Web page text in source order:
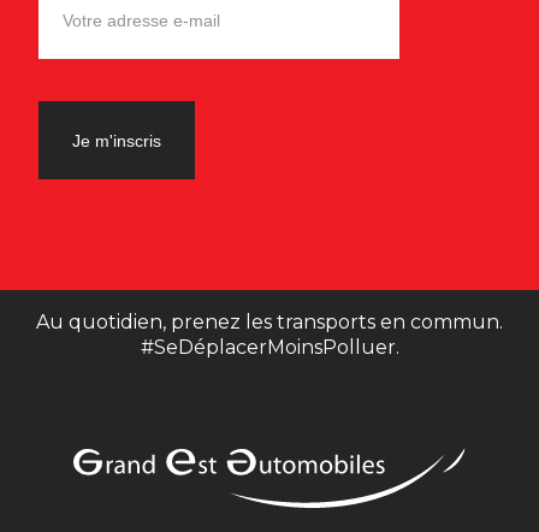
Au quotidien, prenez les transports en commun.
#SeDéplacerMoinsPolluer.